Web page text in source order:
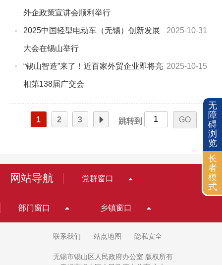
外企政策宣讲会顺利举行
2025-10-31
2025中国轻型电动车（无锡）创新发展
大会在锡山举行
2025-10-15
“锡山智造”来了！近百家外贸企业即将亮
相第138届广交会
1 2 3 跳转到
网站导航 党群窗口
部门窗口 乡镇窗口
联系我们 站点地图 隐私安全
无锡市锡山区人民政府办公室 版权所有
无
障
碍
浏
览
长
者
模
式